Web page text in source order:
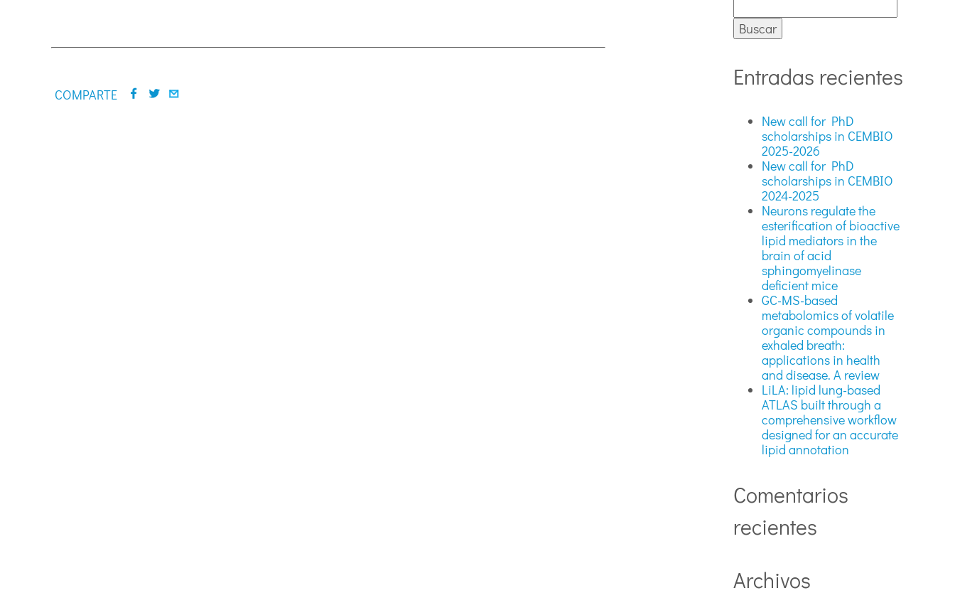
COMPARTE
Entradas recientes
New call for PhD
scholarships in CEMBIO
2025-2026
New call for PhD
scholarships in CEMBIO
2024-2025
Neurons regulate the
esterification of bioactive
lipid mediators in the
brain of acid
sphingomyelinase
deficient mice
GC-MS-based
metabolomics of volatile
organic compounds in
exhaled breath:
applications in health
and disease. A review
LiLA: lipid lung-based
ATLAS built through a
comprehensive workflow
designed for an accurate
lipid annotation
Comentarios
recientes
Archivos